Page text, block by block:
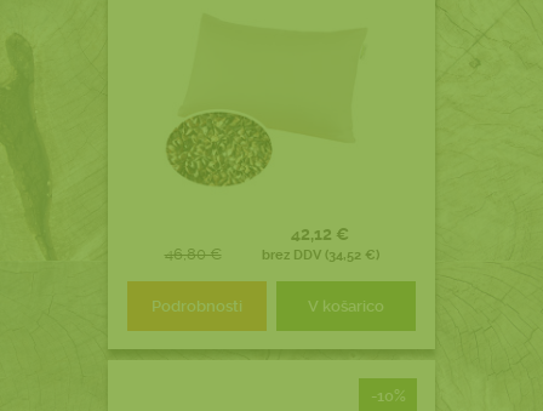
46,80 €
42,12 €
brez DDV (34,52 €)
Podrobnosti V košarico
-10%